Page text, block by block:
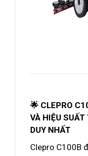
🌟 CLEPRO
VÀ HIỆU
DUY NHẤT
Clepro C100B